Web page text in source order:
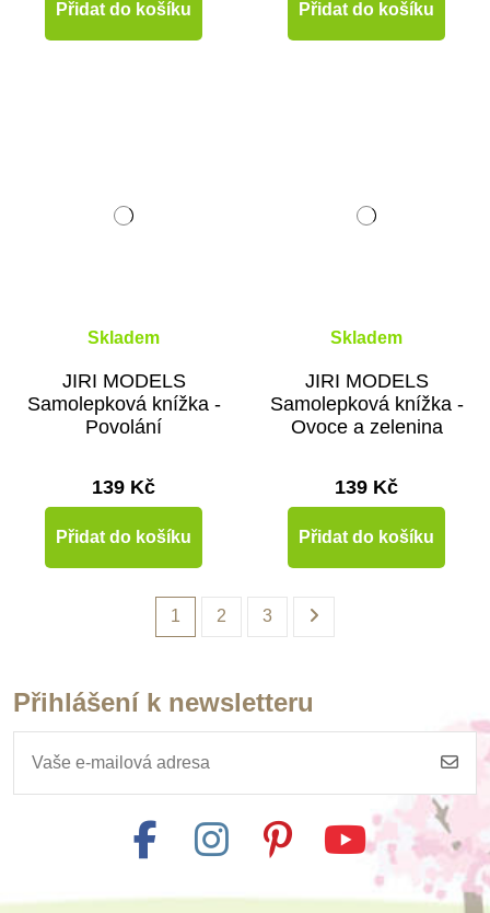
Přidat do košíku Přidat do košíku
Skladem
JIRI MODELS
Samolepková knížka -
Povolání
139 Kč
Přidat do košíku
Skladem
JIRI MODELS
Samolepková knížka -
Ovoce a zelenina
139 Kč
Přidat do košíku
1 2 3
Přihlášení k newsletteru